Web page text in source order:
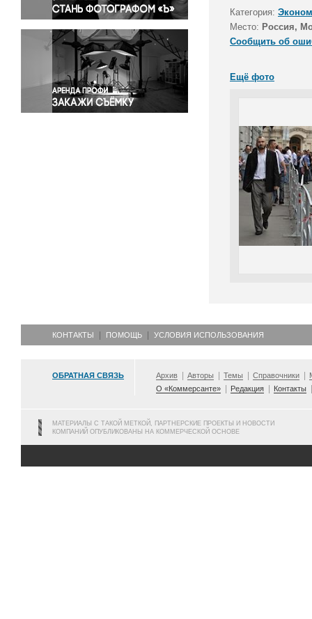
Религия
Светская жизнь
Спорт
Экология
Экономика и бизнес
Категория:
Место: Россия,
Сообщить об
Ещё фото
КОНТАКТЫ ПОМОЩЬ УСЛОВИЯ ИСПОЛЬЗОВАНИЯ
ОБРАТНАЯ СВЯЗЬ Архив Авторы Темы Справочники
О «Коммерсанте»
Редакция Контакты
МАТЕРИАЛЫ С ТАКОЙ МЕТКОЙ, ПАРТНЕРСКИЕ ПРОЕКТЫ И НОВОСТИ
КОМПАНИЙ ОПУБЛИКОВАНЫ НА КОММЕРЧЕСКОЙ ОСНОВЕ